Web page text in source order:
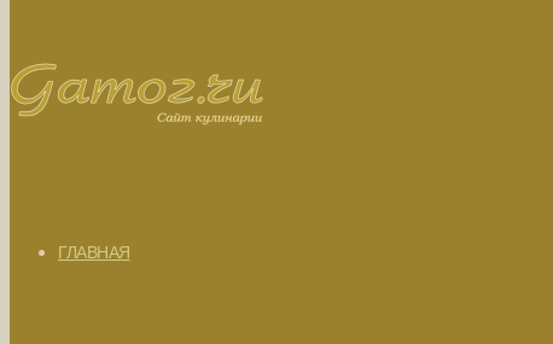
ГЛАВНАЯ